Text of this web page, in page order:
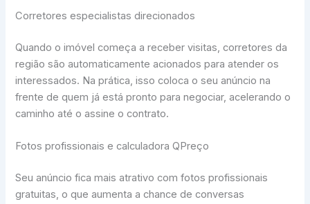
Corretores especialistas direcionados
Quando o imóvel começa a receber visitas, corretores da
região são automaticamente acionados para atender os
interessados. Na prática, isso coloca o seu anúncio na
frente de quem já está pronto para negociar, acelerando o
caminho até o assine o contrato.
Fotos profissionais e calculadora QPreço
Seu anúncio fica mais atrativo com fotos profissionais
gratuitas, o que aumenta a chance de conversas